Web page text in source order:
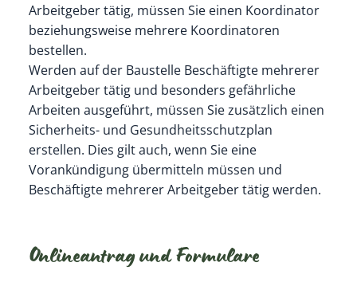
Arbeitgeber tätig, müssen Sie einen Koordinator
beziehungsweise mehrere Koordinatoren
bestellen.
Werden auf der Baustelle Beschäftigte mehrerer
Arbeitgeber tätig und besonders gefährliche
Arbeiten ausgeführt, müssen Sie zusätzlich einen
Sicherheits- und Gesundheitsschutzplan
erstellen. Dies gilt auch, wenn Sie eine
Vorankündigung übermitteln müssen und
Beschäftigte mehrerer Arbeitgeber tätig werden.
Onlineantrag und Formulare